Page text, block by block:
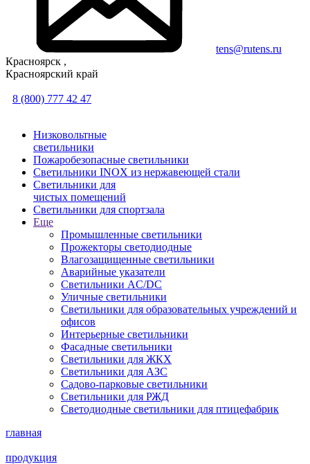
tens@rutens.ru
Красноярск ,
Красноярский край
8 (800) 777 42 47
Низковольтные
светильники
Пожаробезопасные светильники
Светильники INOX из нержавеющей стали
Светильники для
чистых помещений
Светильники для спортзала
Еще
Промышленные светильники
Прожекторы светодиодные
Влагозащищенные светильники
Аварийные указатели
Светильники AC/DC
Уличные светильники
Светильники для образовательных учреждений и
офисов
Интерьерные светильники
Фасадные светильники
Светильники для ЖКХ
Светильники для АЗС
Садово-парковые светильники
Светильники для РЖД
Светодиодные светильники для птицефабрик
главная
продукция